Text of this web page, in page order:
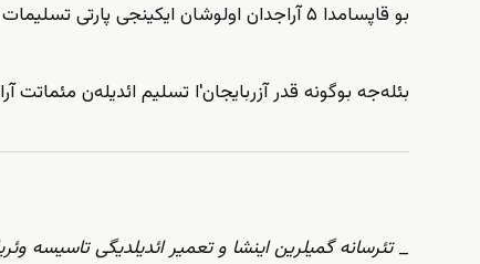
بو قاپسامدا ۵ آراجدان اولوشان ایکینجی پارتی تسلیمات دا تاماملاندی.
بئله‌جه بوگونه قدر آزربایجان'ا تسلیم ائدیله‌ن مئماتت آراجی
_تئرسانه گمیلرین اینشا و تعمیر ائدیلدیگی تاسیسه